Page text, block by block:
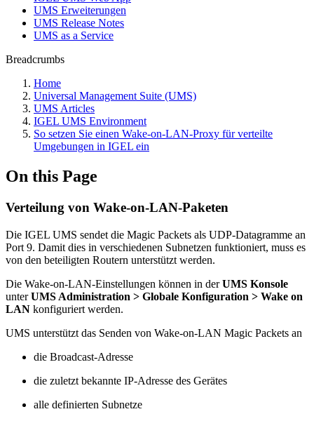
UMS Erweiterungen
UMS Release Notes
UMS as a Service
Breadcrumbs
Home
Universal Management Suite (UMS)
UMS Articles
IGEL UMS Environment
So setzen Sie einen Wake-on-LAN-Proxy für verteilte
Umgebungen in IGEL ein
On this Page
Verteilung von Wake-on-LAN-Paketen
Die IGEL UMS sendet die Magic Packets als UDP-Datagramme an
Port 9. Damit dies in verschiedenen Subnetzen funktioniert, muss es
von den beteiligten Routern unterstützt werden.
Die Wake-on-LAN-Einstellungen können in derUMS Konsole
unterUMS Administration > Globale Konfiguration > Wake on
LAN konfiguriert werden.
UMS unterstützt das Senden von Wake-on-LAN Magic Packets an
die Broadcast-Adresse
die zuletzt bekannte IP-Adresse des Gerätes
alle definierten Subnetze